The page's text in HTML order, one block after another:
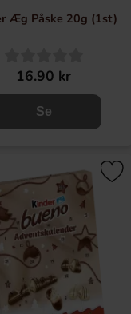
Æg Påske 20g (1st)
16.90 kr
Se